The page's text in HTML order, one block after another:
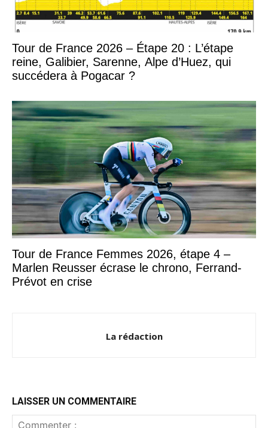
Tour de France 2026 – Étape 20 : L’étape
reine, Galibier, Sarenne, Alpe d’Huez, qui
succédera à Pogacar ?
Tour de France Femmes 2026, étape 4 –
Marlen Reusser écrase le chrono, Ferrand-
Prévot en crise
La rédaction
LAISSER UN COMMENTAIRE